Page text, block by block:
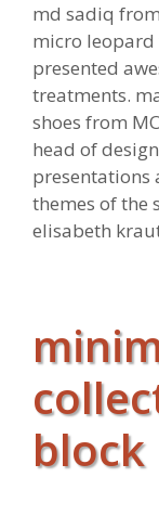
md sadiq
micro
presented
treatments.
shoes from
head of
presentations
themes of the
elisabeth
block